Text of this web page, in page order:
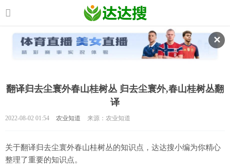
✕
翻译归去尘寰外春山桂树丛 归去尘寰外,春山桂树丛翻
译
2022-08-02 01:54 农业知道 来源：农业知道
关于翻译归去尘寰外春山桂树丛的知识点，达达搜小编为你精心
整理了重要的知识点。